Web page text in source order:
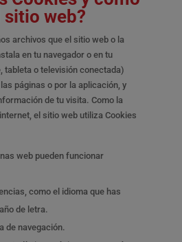
sitio web?
archivos que el sitio web o la
en tu navegador o en tu
tableta o televisión conectada)
páginas o por la aplicación, y
de tu visita. Como la
el sitio web utiliza Cookies
web pueden funcionar
como el idioma que has
de letra.
de navegación.